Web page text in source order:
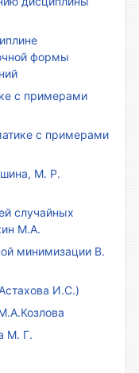
формы
с примерами
с примерами
М. Р.
случайных
М.А.
минимизации В.
И.С.)
М. Г.